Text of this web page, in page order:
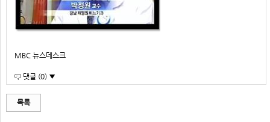
MBC 뉴스데스크
댓글 (0) ▼
목록